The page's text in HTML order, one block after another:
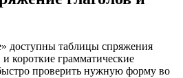
доступны таблицы спряжения
короткие грамматические
проверить нужную форму во